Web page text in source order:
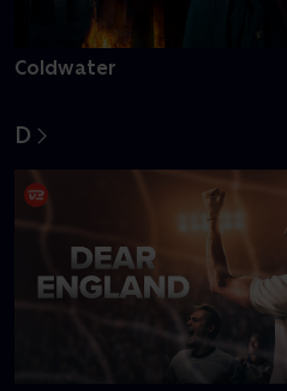
Coldwater
D